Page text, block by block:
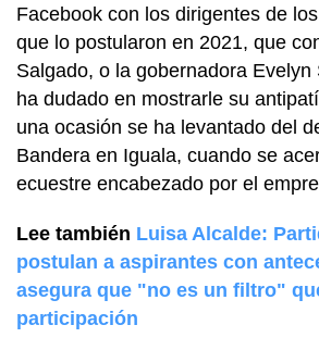
Facebook con los dirigentes de
que lo postularon en 2021, que
Salgado, o la gobernadora Evelyn
ha dudado en mostrarle su
una ocasión se ha levantado del
Bandera en Iguala, cuando se
ecuestre encabezado por el
Lee también Luisa Alcalde:
postulan a aspirantes con
asegura que "no es un filtro"
participación